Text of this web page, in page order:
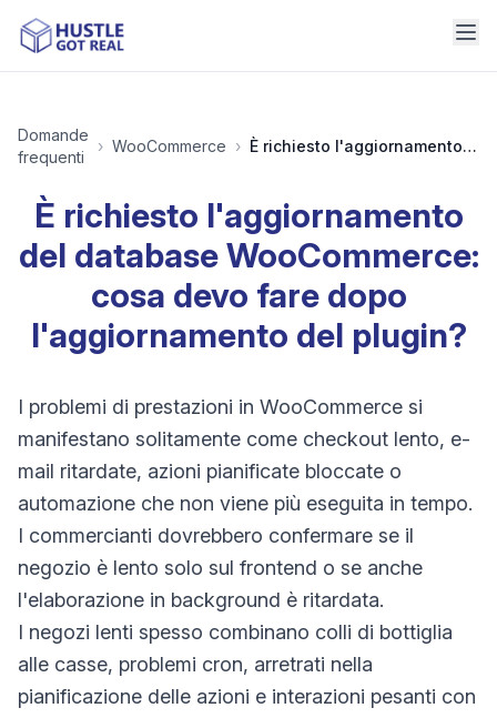
Domande
frequenti
› WooCommerce › È richiesto l'aggiornamento del database WooCommerce: cosa devo fare dopo l'aggiornamento del plugin?
È richiesto l'aggiornamento
del database WooCommerce:
cosa devo fare dopo
l'aggiornamento del plugin?
I problemi di prestazioni in WooCommerce si
manifestano solitamente come checkout lento, e-
mail ritardate, azioni pianificate bloccate o
automazione che non viene più eseguita in tempo.
I commercianti dovrebbero confermare se il
negozio è lento solo sul frontend o se anche
l'elaborazione in background è ritardata.
I negozi lenti spesso combinano colli di bottiglia
alle casse, problemi cron, arretrati nella
pianificazione delle azioni e interazioni pesanti con